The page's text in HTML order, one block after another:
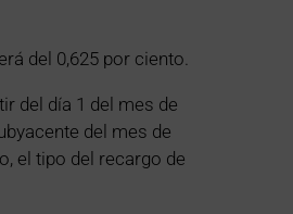
del 0,625 por ciento.
del día 1 del mes de
del mes de
el tipo del recargo de